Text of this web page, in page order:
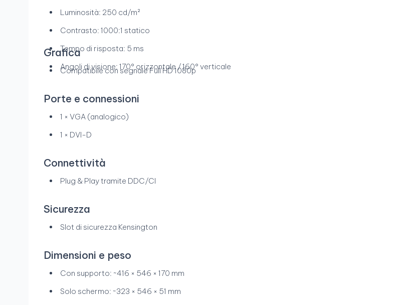
Luminosità: 250 cd/m²
Contrasto: 1000:1 statico
Tempo di risposta: 5 ms
Angoli di visione: 170° orizzontale / 160° verticale
Grafica
Compatibile con segnale Full HD 1080p
Porte e connessioni
1 × VGA (analogico)
1 × DVI-D
Connettività
Plug & Play tramite DDC/CI
Sicurezza
Slot di sicurezza Kensington
Dimensioni e peso
Con supporto: ~416 × 546 × 170 mm
Solo schermo: ~323 × 546 × 51 mm